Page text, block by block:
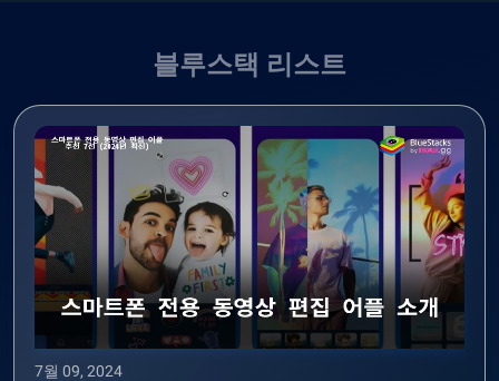
블루스택 리스트
7월 09, 2024